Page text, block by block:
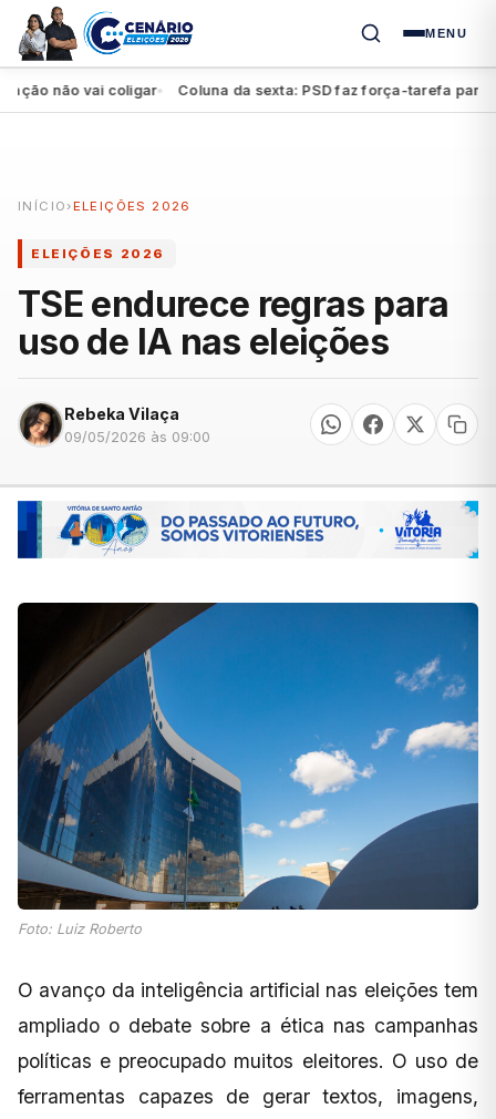
MENU
não vai coligar● Coluna da sexta: PSD faz força-tarefa para
INÍCIO ›ELEIÇÕES 2026
ELEIÇÕES 2026
TSE endurece regras para
uso de IA nas eleições
Rebeka Vilaça
09/05/2026 às 09:00
Foto: Luiz Roberto
O avanço da inteligência artificial nas eleições tem
ampliado o debate sobre a ética nas campanhas
políticas e preocupado muitos eleitores. O uso de
ferramentas capazes de gerar textos, imagens,